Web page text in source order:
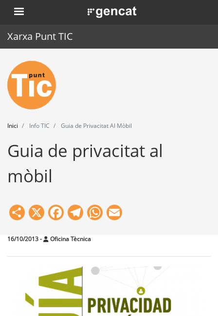
Vés
al
. Obre en una nova finestra.
Xarxa Punt TIC
Inici
Punt TIC
Actualitat
Agenda
Formació
Eines
Inici Info TIC Guia de Privacitat Al Mòbil
Guia de privacitat al
mòbil
Share
X Facebook
Telegram
WhatsApp
16/10/2013- Oficina Tècnica